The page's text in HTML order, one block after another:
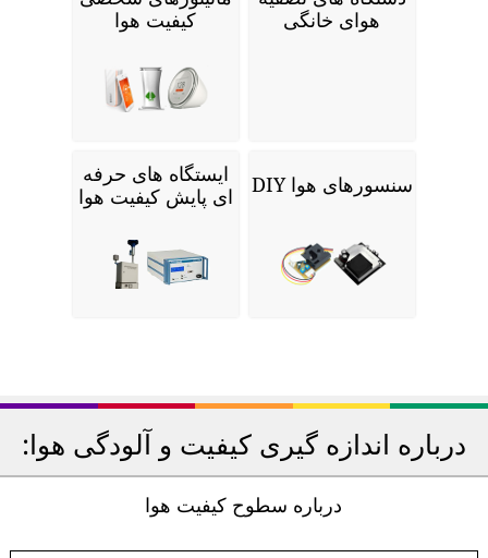
هوای خانگی
کیفیت هوا
سنسورهای هوا DIY
ایستگاه های حرفه
ای پایش کیفیت هوا
درباره اندازه گیری کیفیت و آلودگی هوا:
درباره سطوح کیفیت هوا